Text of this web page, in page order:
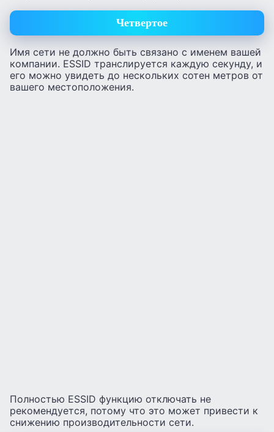
Четвертое
Имя сети не должно быть связано с именем вашей
компании. ESSID транслируется каждую секунду, и
его можно увидеть до нескольких сотен метров от
вашего местоположения.
Полностью ESSID функцию отключать не
рекомендуется, потому что это может привести к
снижению производительности сети.